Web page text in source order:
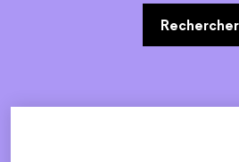
Rechercher